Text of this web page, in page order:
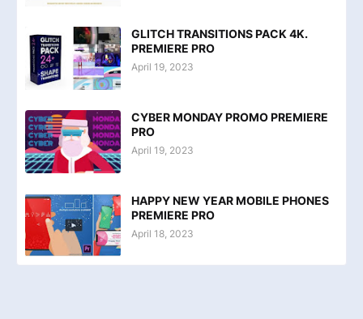
GLITCH TRANSITIONS PACK 4K.
PREMIERE PRO
April 19, 2023
CYBER MONDAY PROMO PREMIERE
PRO
April 19, 2023
HAPPY NEW YEAR MOBILE PHONES
PREMIERE PRO
April 18, 2023